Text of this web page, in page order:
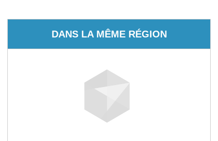
DANS LA MÊME RÉGION